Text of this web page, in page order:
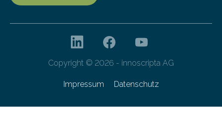
Copyright © 2026 - innoscripta AG
Impressum Datenschutz